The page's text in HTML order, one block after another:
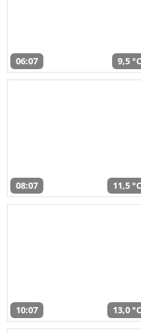
06:07 9,5 °C
08:07 11,5 °C
10:07 13,0 °C